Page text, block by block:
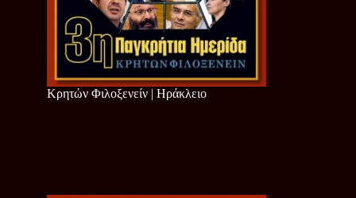
Κρητών Φιλοξενείν | Ηράκλειο